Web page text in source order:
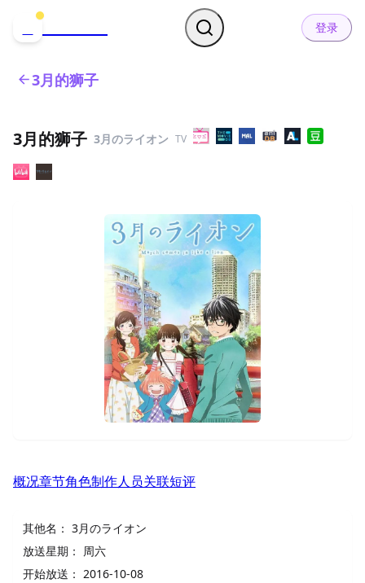
登录
3月的狮子
3月的狮子 3月のライオン TV
概况章节角色制作人员关联短评
其他名： 3月のライオン
放送星期：
周六
开始放送： 2016-10-08